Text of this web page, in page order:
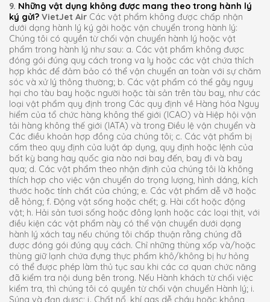
9. Những vật dụng không được mang theo trong hành lý
ký gửi? VietJet Air Các vật phẩm không được chấp nhận
dưới dạng hành lý ký gởi hoặc vận chuyển trong hành lý:
Chúng tôi có quyền từ chối vận chuyển hành lý hoặc vật
phẩm trong hành lý như sau: a. Các vật phẩm không được
đóng gói đúng quy cách trong va ly hoặc các vật chứa thích
hợp khác để đảm bảo có thể vận chuyển an toàn với sự chăm
sóc và xử lý thông thường; b. Các vật phẩm có thể gây nguy
hại cho tàu bay hoặc người hoặc tài sản trên tàu bay, như các
loại vật phẩm quy định trong Các quy định về Hàng hóa Nguy
hiểm của tổ chức hàng không thế giới (ICAO) và Hiệp hội vận
tải hàng không thế giới (IATA) và trong Điều lệ vận chuyển và
Các điều khoản hợp đồng của chúng tôi; c. Các vật phẩm bị
cấm theo quy định của luật áp dụng, quy định hoặc lệnh của
bất kỳ bang hay quốc gia nào nơi bay đến, bay đi và bay
qua; d. Các vật phẩm theo nhận định của chúng tôi là không
thích hợp cho việc vận chuyển do trọng lượng, hình dáng, kích
thước hoặc tính chất của chúng; e. Các vật phẩm dễ vỡ hoặc
dễ hỏng; f. Động vật sống hoặc chết; g. Hài cốt hoặc động
vật; h. Hải sản tươi sống hoặc đông lạnh hoặc các loại thịt, với
điều kiện các vật phẩm này có thể vận chuyển dưới dạng
hành lý xách tay nếu chúng tôi chấp thuận rằng chúng đã
được đóng gói đúng quy cách. Chỉ những thùng xốp và/hoặc
thùng giữ lạnh chứa đựng thực phẩm khô/không bị hư hỏng
có thể được phép làm thủ tục sau khi các cơ quan chức năng
đã kiểm tra nội dung bên trong. Nếu Hành khách từ chối việc
kiểm tra, thì chúng tôi có quyền từ chối vận chuyển Hành lý; i.
Súng và đạn dược; j. Chất nổ, khí gas dễ cháy hoặc không